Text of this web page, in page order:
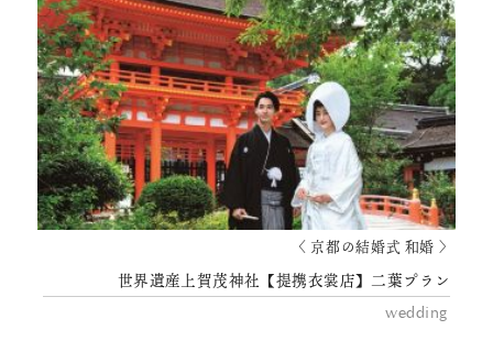
〈 京都の結婚式 和婚 〉
世界遺産上賀茂神社【提携衣裳店】二葉プラン
wedding